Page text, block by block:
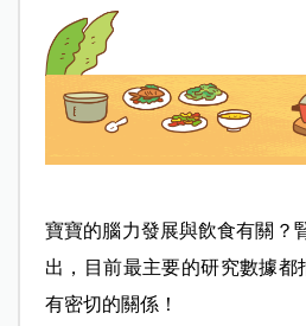
寶寶的腦力發展與飲食有關？
出，
目前最主要的研究數據都
有密切的關係！